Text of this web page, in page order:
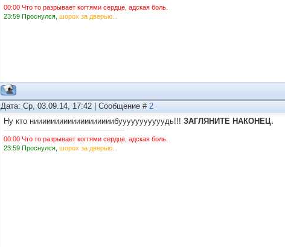
00:00 Что то разрывает когтями сердце, адская боль.
23:59 Проснулся, шорох за дверью...
Дата: Ср, 03.09.14, 17:42 | Сообщение # 2
Ну кто нииииииииииииииииииибууууууууууудь!!! ЗАГЛЯНИТЕ НАКОНЕЦ.
00:00 Что то разрывает когтями сердце, адская боль.
23:59 Проснулся, шорох за дверью...